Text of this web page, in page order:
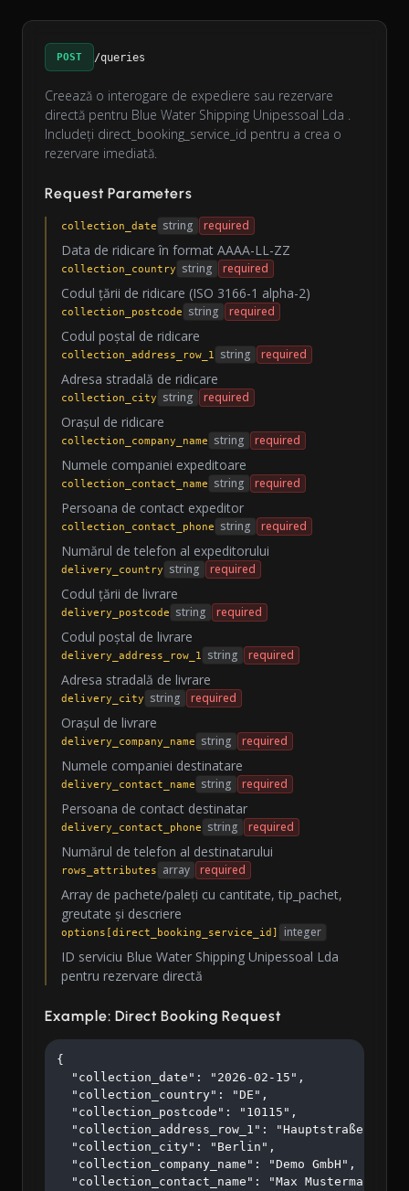
POST /queries
Creează o interogare de expediere sau rezervare
directă pentru Blue Water Shipping Unipessoal Lda .
Includeți direct_booking_service_id pentru a crea o
rezervare imediată.
Request Parameters
collection_date string required
Data de ridicare în format AAAA-LL-ZZ
collection_country string required
Codul țării de ridicare (ISO 3166-1 alpha-2)
collection_postcode string required
Codul poștal de ridicare
collection_address_row_1 string required
Adresa stradală de ridicare
collection_city string required
Orașul de ridicare
collection_company_name string required
Numele companiei expeditoare
collection_contact_name string required
Persoana de contact expeditor
collection_contact_phone string required
Numărul de telefon al expeditorului
delivery_country string required
Codul țării de livrare
delivery_postcode string required
Codul poștal de livrare
delivery_address_row_1 string required
Adresa stradală de livrare
delivery_city string required
Orașul de livrare
delivery_company_name string required
Numele companiei destinatare
delivery_contact_name string required
Persoana de contact destinatar
delivery_contact_phone string required
Numărul de telefon al destinatarului
rows_attributes array required
Array de pachete/paleți cu cantitate, tip_pachet,
greutate și descriere
options[direct_booking_service_id] integer
ID serviciu Blue Water Shipping Unipessoal Lda
pentru rezervare directă
Example: Direct Booking Request
{
  "collection_date": "2026-02-15",
  "collection_country": "DE",
  "collection_postcode": "10115",
  "collection_address_row_1": "Hauptstraße 123",
  "collection_city": "Berlin",
  "collection_company_name": "Demo GmbH",
  "collection_contact_name": "Max Mustermann",